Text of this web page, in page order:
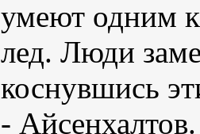
умеют одним
лед. Люди
коснувшись
-